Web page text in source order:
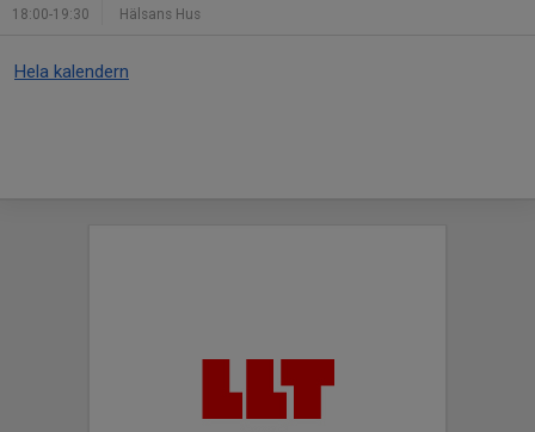
18:00-19:30 Hälsans Hus
Hela kalendern